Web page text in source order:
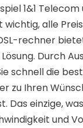
1&1
wichtig, alle
rechner
Durch
schnell die
zu Ihren
Das einzige,
und